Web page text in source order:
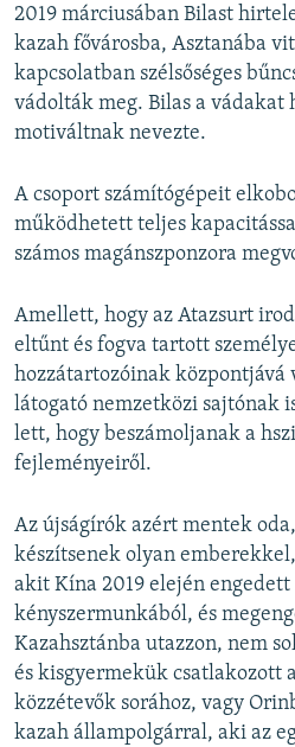
2019 márciusában Bilast
kazah fővárosba, Asztanába
kapcsolatban szélsőséges
vádolták meg. Bilas a
motiváltnak nevezte.
A csoport számítógépeit
működhetett teljes
számos magánszponzora
Amellett, hogy az Atazsurt
eltűnt és fogva tartott
hozzátartozóinak központjává
látogató nemzetközi sajtónak
lett, hogy beszámoljanak a
fejleményeiről.
Az újságírók azért mentek
készítsenek olyan
akit Kína 2019 elején engedett
kényszermunkából, és
Kazahsztánba utazzon, nem
és kisgyermekük csatlakozott
közzétevők sorához, vagy
kazah állampolgárral, aki az